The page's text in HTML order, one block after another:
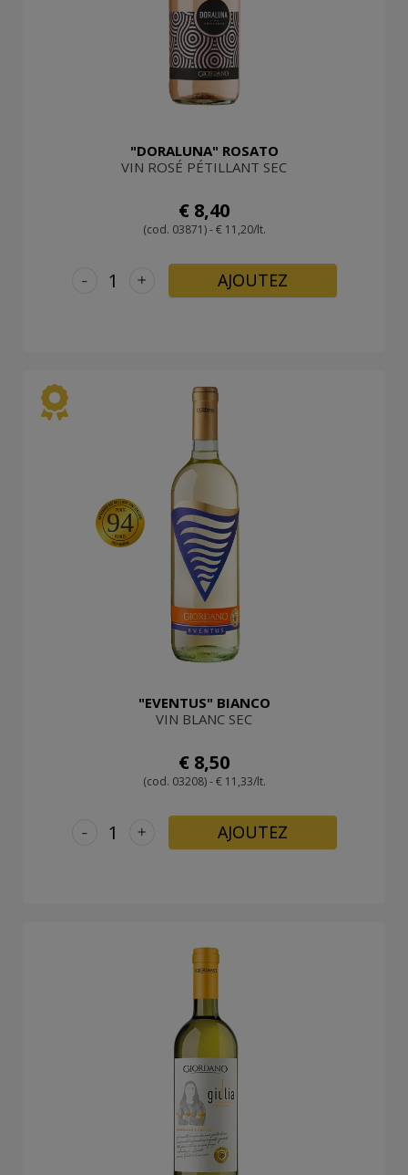
"DORALUNA" ROSATO
VIN ROSÉ PÉTILLANT SEC
€ 8,40
(cod. 03871) - € 11,20/lt.
+
- AJOUTEZ
94
"EVENTUS" BIANCO
VIN BLANC SEC
€ 8,50
(cod. 03208) - € 11,33/lt.
+
- AJOUTEZ